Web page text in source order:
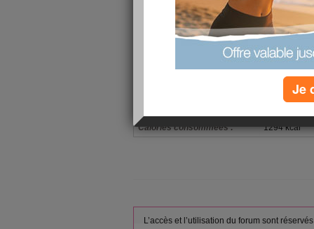
Déjeuner :
Fromage
50% MG/
pulpe, Oeuf
Avocat,
Mozzarella,
portions ou
campagne
Calories consommées :
1294 kcal
L’accès et l’utilisation du forum sont
Je